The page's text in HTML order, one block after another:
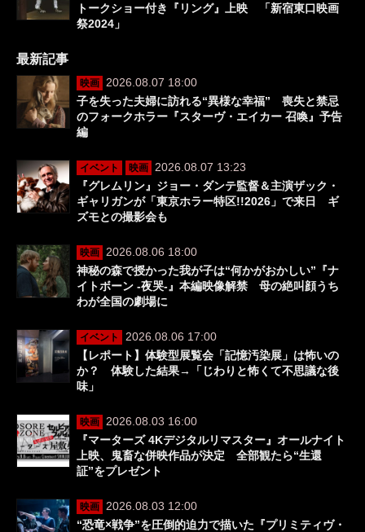
トークショー付き『リング』上映 「新宿東口映画
祭2024」
最新記事
映画
2026.08.07 18:00
子を失った夫婦に訪れる“異様な幸福” 喪失と禁忌
のフォークホラー『スターヴ・エイカー 召喚』予告
編
イベント 映画
2026.08.07 13:23
『グレムリン』ジョー・ダンテ監督＆主演ザック・
ギャリガンが「東京ホラー特区!!2026」で来日 ギ
ズモとの撮影会も
映画
2026.08.06 18:00
神秘の森で授かった我が子は“何かがおかしい”『ナ
イトボーン -夜哭-』本編映像解禁 母の絶叫顔うち
わが全国の劇場に
イベント
2026.08.06 17:00
【レポート】体験型展覧会「記憶汚染展」は怖いの
か？ 体験した結果→「じわりと怖くて不思議な後
味」
映画
2026.08.03 16:00
『マーターズ 4Kデジタルリマスター』オールナイト
上映、鬼畜な併映作品が決定 全部観たら“生還
証”をプレゼント
映画
2026.08.03 12:00
“恐竜×戦争”を圧倒的迫力で描いた『プリミティヴ・